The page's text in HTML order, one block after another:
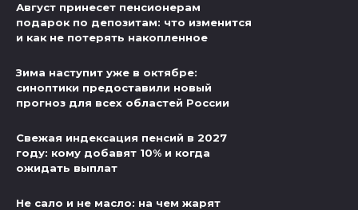
Август принесет пенсионерам
подарок по депозитам: что изменится
и как не потерять накопленное
Зима наступит уже в октябре:
синоптики предоставили новый
прогноз для всех областей России
Свежая индексация пенсий в 2027
году: кому добавят 10% и когда
ожидать выплат
Не сало и не масло: на чем жарят